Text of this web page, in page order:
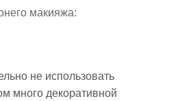
макияжа:
не использовать
много декоративной